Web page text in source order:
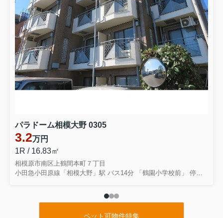
パラドーム相模大野 0305
3.2万円
1R / 16.83㎡
相模原市南区上鶴間本町７丁目
小田急小田原線「相模大野」駅 バス14分 「鶴園小学校前」 停歩2分
ペット可物件特集